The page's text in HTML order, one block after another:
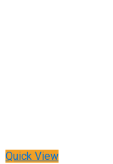
Quick View